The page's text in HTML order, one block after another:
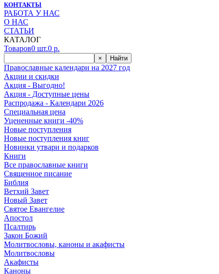
КОНТАКТЫ
РАБОТА У НАС
О НАС
СТАТЬИ
КАТАЛОГ
Товаров0 шт.0 р.
× Найти
Православные календари на 2027 год
Акции и скидки
Акция - Выгодно!
Акция - Доступные цены
Распродажа - Календари 2026
Специальная цена
Уцененные книги -40%
Новые поступления
Новые поступления книг
Новинки утвари и подарков
Книги
Все православные книги
Священное писание
Библия
Ветхий Завет
Новый Завет
Святое Евангелие
Апостол
Псалтирь
Закон Божий
Молитвословы, каноны и акафисты
Молитвословы
Акафисты
Каноны